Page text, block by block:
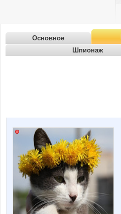
Основное
Шпионаж